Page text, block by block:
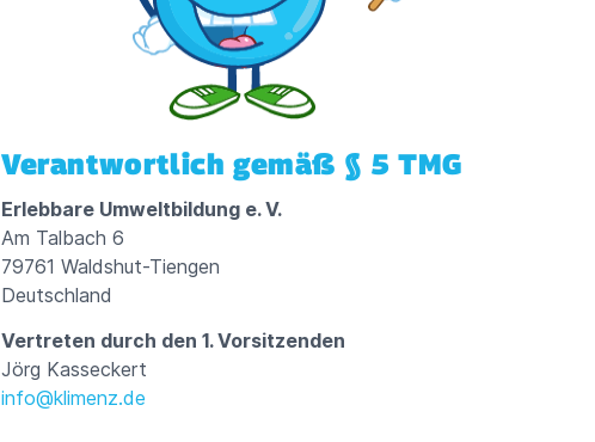
Verantwortlich gemäß § 5 TMG
Erlebbare Umweltbildung e. V.
Am Talbach 6
79761 Waldshut-Tiengen
Deutschland
Vertreten durch den 1. Vorsitzenden
Jörg Kasseckert
info@klimenz.de